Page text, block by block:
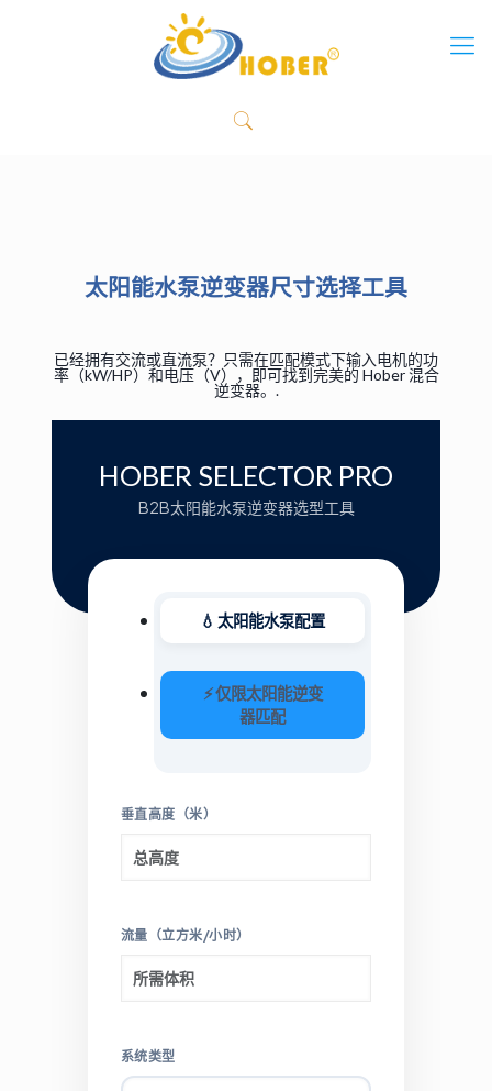
太阳能水泵逆变器尺寸选择工具
已经拥有交流或直流泵？只需在匹配模式下输入电机的功
率（kW/HP）和电压（V），即可找到完美的 Hober 混合
逆变器。.
HOBER SELECTOR PRO
B2B太阳能水泵逆变器选型工具
💧 太阳能水泵配置
⚡ 仅限太阳能逆变
器匹配
垂直高度（米）
流量（立方米/小时）
系统类型